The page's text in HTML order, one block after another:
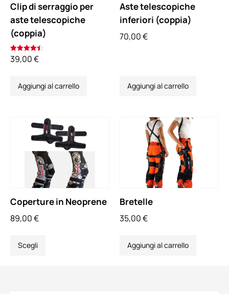
Clip di serraggio per
aste telescopiche
(coppia)
Valutato
4.50
39,00€
Aggiungi al carrello
Aste telescopiche
inferiori (coppia)
70,00€
Aggiungi al carrello
Coperture in Neoprene
89,00€
Scegli
Bretelle
35,00€
Aggiungi al carrello